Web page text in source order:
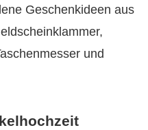
Geschenkideen aus
und